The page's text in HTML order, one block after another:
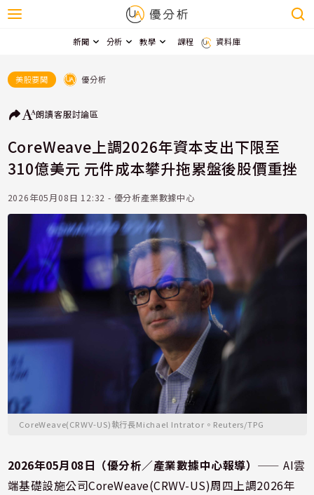
新聞 分析 教學 課程 資料庫
美股要聞 優分析
朗讀客服討論區
CoreWeave上調2026年資本支出下限至
310億美元 元件成本攀升拖累盤後股價重挫
2026年05月08日 12:32 - 優分析產業數據中心
CoreWeave(CRWV-US)執行長Michael Intrator。Reuters/TPG
2026年05月08日（優分析／產業數據中心報導） ⸺ AI雲
端基礎設施公司CoreWeave(CRWV-US)周四上調2026年